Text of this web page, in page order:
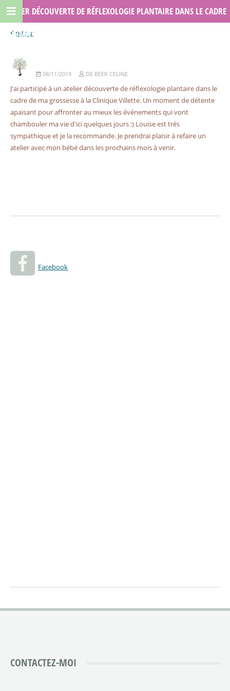
08/11/2019 DE BEER CELINE
J'ai participé à un atelier découverte de réflexologie plantaire dans le
cadre de ma grossesse à la Clinique Villette. Un moment de détente
apaisant pour affronter au mieux les événements qui vont
chambouler ma vie d'ici quelques jours :) Louise est très
sympathique et je la recommande. Je prendrai plaisir à refaire un
atelier avec mon bébé dans les prochains mois à venir.
Facebook
CONTACTEZ-MOI
ATELIER DÉCOUVERTE DE RÉFLEXOLOGIE PLANTAIRE DANS LE CADRE
DE MA GROSSESSE À LA CLINIQUE VILLETTE / LOU RÉFLEXOLOGIE